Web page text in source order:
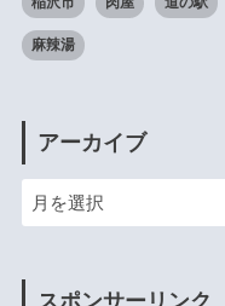
麻辣湯
アーカイブ